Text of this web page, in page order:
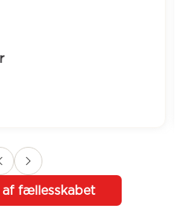
af fællesskabet